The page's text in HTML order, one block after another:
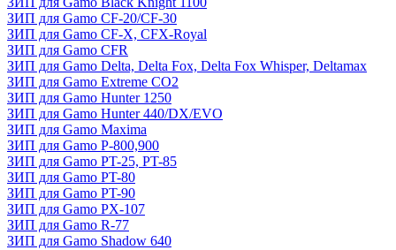
ЗИП для Gamo CF-20/CF-30
ЗИП для Gamo CF-X, CFX-Royal
ЗИП для Gamo CFR
ЗИП для Gamo Delta, Delta Fox, Delta Fox Whisper, Deltamax
ЗИП для Gamo Extreme CO2
ЗИП для Gamo Hunter 1250
ЗИП для Gamo Hunter 440/DX/EVO
ЗИП для Gamo Maxima
ЗИП для Gamo P-800,900
ЗИП для Gamo PT-25, PT-85
ЗИП для Gamo PT-80
ЗИП для Gamo PT-90
ЗИП для Gamo PX-107
ЗИП для Gamo R-77
ЗИП для Gamo Shadow 640